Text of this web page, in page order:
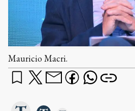
Mauricio Macri.